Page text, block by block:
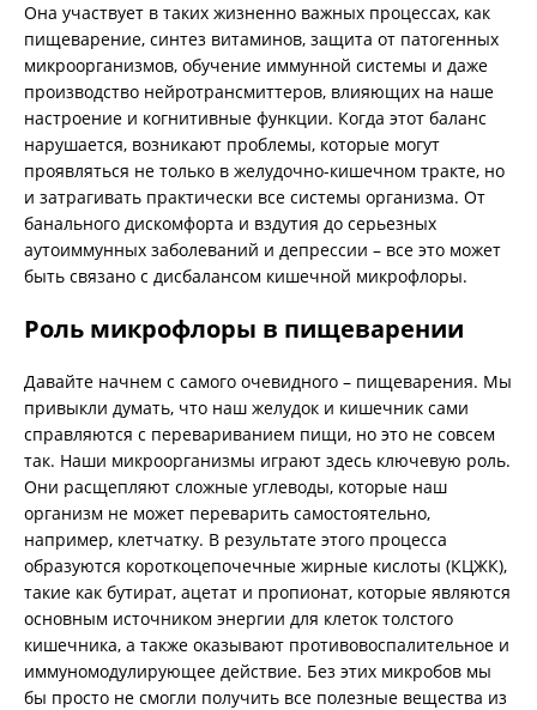
Она участвует в таких жизненно важных процессах, как
пищеварение, синтез витаминов, защита от патогенных
микроорганизмов, обучение иммунной системы и даже
производство нейротрансмиттеров, влияющих на наше
настроение и когнитивные функции. Когда этот баланс
нарушается, возникают проблемы, которые могут
проявляться не только в желудочно-кишечном тракте, но
и затрагивать практически все системы организма. От
банального дискомфорта и вздутия до серьезных
аутоиммунных заболеваний и депрессии – все это может
быть связано с дисбалансом кишечной микрофлоры.
Роль микрофлоры в пищеварении
Давайте начнем с самого очевидного – пищеварения. Мы
привыкли думать, что наш желудок и кишечник сами
справляются с перевариванием пищи, но это не совсем
так. Наши микроорганизмы играют здесь ключевую роль.
Они расщепляют сложные углеводы, которые наш
организм не может переварить самостоятельно,
например, клетчатку. В результате этого процесса
образуются короткоцепочечные жирные кислоты (КЦЖК),
такие как бутират, ацетат и пропионат, которые являются
основным источником энергии для клеток толстого
кишечника, а также оказывают противовоспалительное и
иммуномодулирующее действие. Без этих микробов мы
бы просто не смогли получить все полезные вещества из